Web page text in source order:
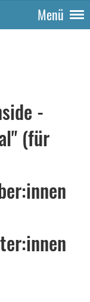
Menü
-
(für